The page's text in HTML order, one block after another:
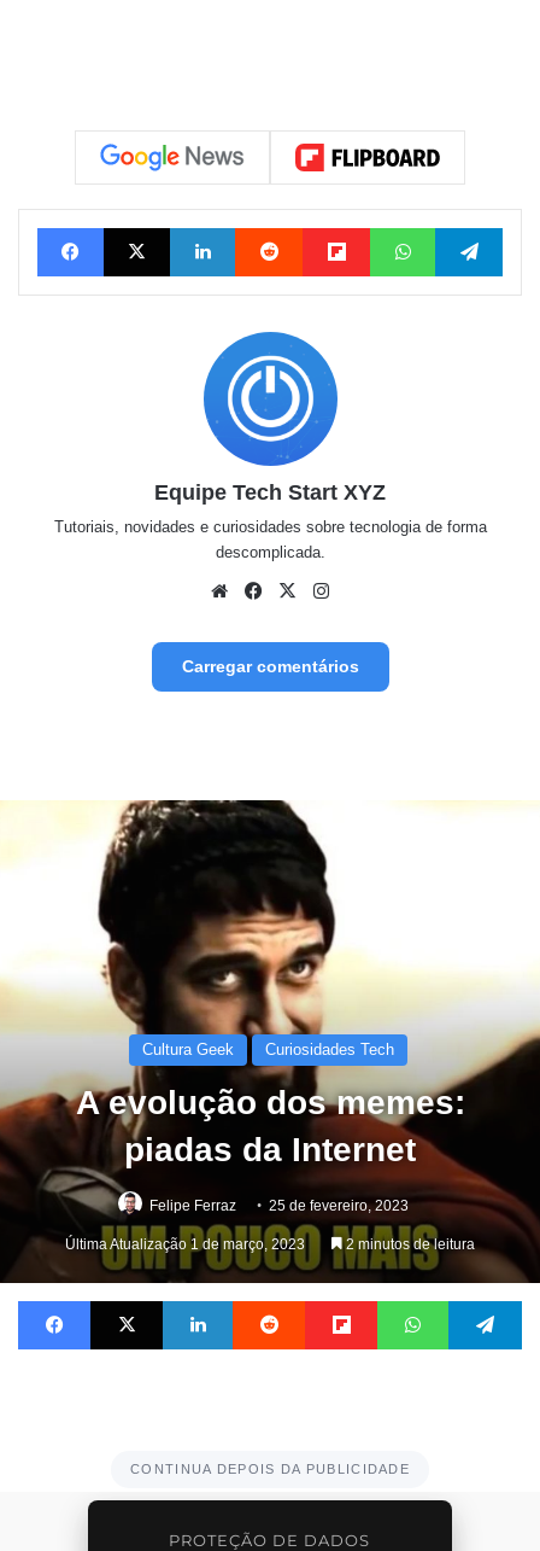
FacebookX Linkedin Reddit FlipboardWhatsApp
Equipe Tech Start XYZ
Tutoriais, novidades e curiosidades sobre tecnologia de forma
descomplicada.
WebsiteFacebook
X
Carregar comentários